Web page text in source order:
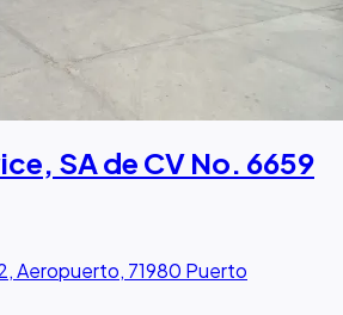
SA de CV No. 6659
Aeropuerto, 71980 Puerto